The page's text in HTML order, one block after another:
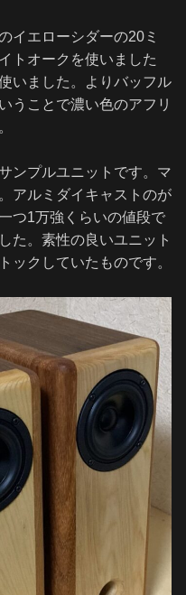
イエローシダーの20ミ
トオークを使いました
いました。よりバッフル
うことで濃い色のアフリ
ンプルユニットです。マ
アルミダイキャストのが
つ1万強くらいの値段で
た。素性の良いユニット
ックしていたものです。